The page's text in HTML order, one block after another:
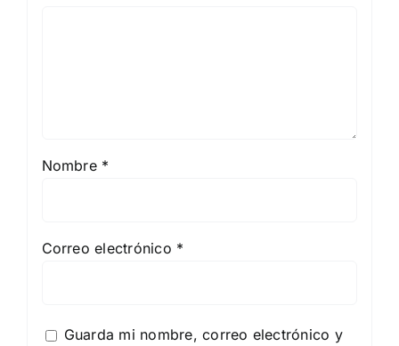
Nombre *
Correo electrónico *
Guarda mi nombre, correo electrónico y